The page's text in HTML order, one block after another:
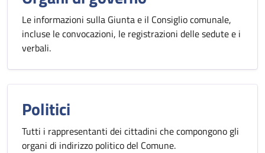
Le informazioni sulla Giunta e il Consiglio comunale,
incluse le convocazioni, le registrazioni delle sedute e i
verbali.
Politici
Tutti i rappresentanti dei cittadini che compongono gli
organi di indirizzo politico del Comune.